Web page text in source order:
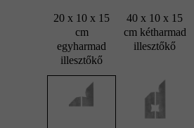
20 x 10 x 15
cm
egyharmad
illesztőkő
40 x 10 x 15
cm kétharmad
illesztőkő